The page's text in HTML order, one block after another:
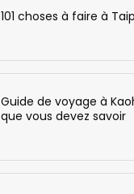
101 choses à faire à
Guide de voyage à
que vous devez savoir